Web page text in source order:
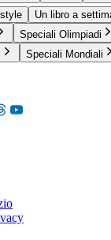
Un libro a
Speciali Olimpiadi
Speciali Mondiali